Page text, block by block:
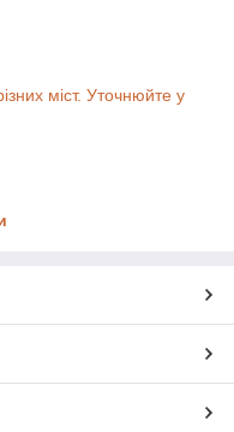
міст. Уточнюйте у